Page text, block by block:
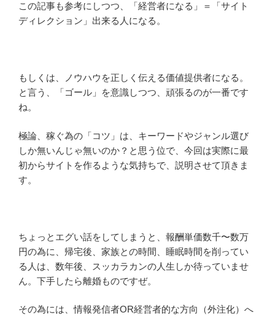
この記事も参考にしつつ、「経営者になる」＝「サイト
ディレクション」出来る人になる。
もしくは、ノウハウを正しく伝える価値提供者になる。
と言う、「ゴール」を意識しつつ、頑張るのが一番です
ね。
極論、稼ぐ為の「コツ」は、キーワードやジャンル選び
しか無いんじゃ無いのか？と思う位で、今回は実際に最
初からサイトを作るような気持ちで、説明させて頂きま
す。
ちょっとエグい話をしてしまうと、報酬単価数千〜数万
円の為に、帰宅後、家族との時間、睡眠時間を削ってい
る人は、数年後、スッカラカンの人生しか待っていませ
ん。下手したら離婚ものですぜ。
その為には、情報発信者OR経営者的な方向（外注化）へ